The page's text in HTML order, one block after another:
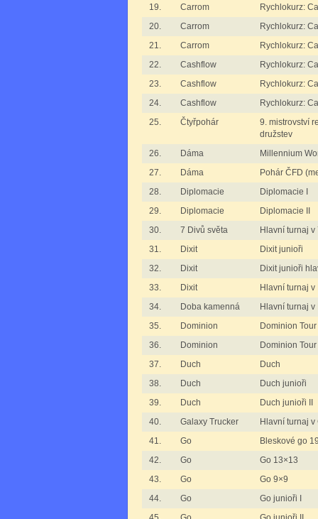
19.
Carrom
Rychlokurz:
20.
Carrom
Rychlokurz:
21.
Carrom
Rychlokurz:
22.
Cashflow
Rychlokurz:
23.
Cashflow
Rychlokurz:
24.
Cashflow
Rychlokurz:
25.
Čtyřpohár
9. mistrovství
družstev
26.
Dáma
Millennium
27.
Dáma
Pohár ČFD
28.
Diplomacie
Diplomacie I
29.
Diplomacie
Diplomacie II
30.
7 Divů světa
Hlavní turnaj v
31.
Dixit
Dixit junioři
32.
Dixit
Dixit junioři
33.
Dixit
Hlavní turnaj v
34.
Doba kamenná
Hlavní turnaj
35.
Dominion
Dominion
36.
Dominion
Dominion
37.
Duch
Duch
38.
Duch
Duch junioři
39.
Duch
Duch junioři II
40.
Galaxy Trucker
Hlavní turnaj
41.
Go
Bleskové go
42.
Go
Go 13×13
43.
Go
Go 9×9
44.
Go
Go junioři I